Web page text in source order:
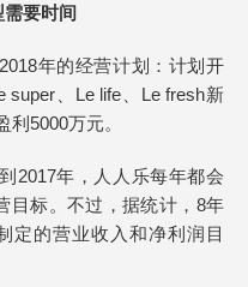
要时间
年的经营计划：计划开
super、Le life、Le fresh新
5000万元。
2017年，人人乐每年都会
目标。不过，据统计，8年
定的营业收入和净利润目